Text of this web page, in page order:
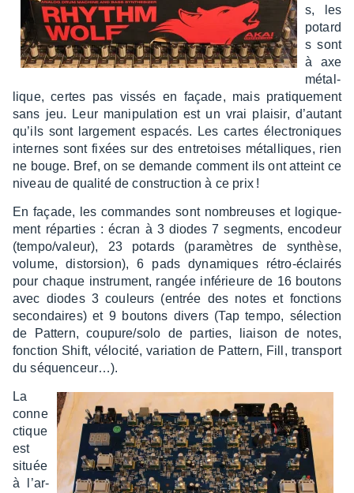
s, les
potard
s sont
à axe
métal­
lique, certes pas vissés en façade, mais pratique­ment
sans jeu. Leur mani­pu­la­tion est un vrai plai­sir, d’au­tant
qu’ils sont large­ment espa­cés. Les cartes élec­tro­niques
internes sont fixées sur des entre­toises métal­liques, rien
ne bouge. Bref, on se demande comment ils ont atteint ce
niveau de qualité de construc­tion à ce prix !
En façade, les commandes sont nombreuses et logique­
ment répar­ties : écran à 3 diodes 7 segments, enco­deur
(tempo/valeur), 23 potards (para­mètres de synthèse,
volume, distor­sion), 6 pads dyna­miques rétro-éclai­rés
pour chaque instru­ment, rangée infé­rieure de 16 boutons
avec diodes 3 couleurs (entrée des notes et fonc­tions
secon­daires) et 9 boutons divers (Tap tempo, sélec­tion
de Pattern, coupure/solo de parties, liai­son de notes,
fonc­tion Shift, vélo­cité, varia­tion de Pattern, Fill, trans­port
du séquen­ceur…).
La
conne
c­tique
est
située
à l’ar­